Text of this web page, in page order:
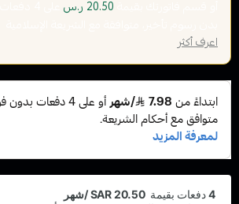
20.50 ر.س
اعرف أكثر